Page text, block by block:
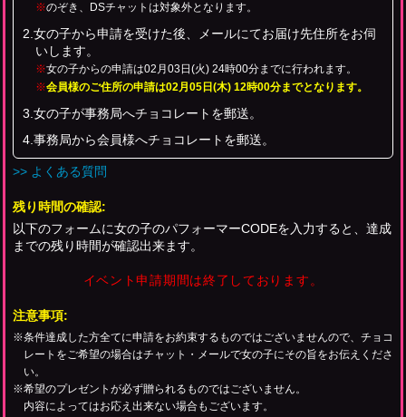
※のぞき、DSチャットは対象外となります。
2.女の子から申請を受けた後、メールにてお届け先住所をお伺
いします。
※女の子からの申請は02月03日(火) 24時00分までに行われます。
※会員様のご住所の申請は02月05日(木) 12時00分までとなります。
3.女の子が事務局へチョコレートを郵送。
4.事務局から会員様へチョコレートを郵送。
>> よくある質問
残り時間の確認:
以下のフォームに女の子のパフォーマーCODEを入力すると、達成
までの残り時間が確認出来ます。
イベント申請期間は終了しております。
注意事項:
※条件達成した方全てに申請をお約束するものではございませんので、チョコ
レートをご希望の場合はチャット・メールで女の子にその旨をお伝えくださ
い。
※希望のプレゼントが必ず贈られるものではございません。
内容によってはお応え出来ない場合もございます。